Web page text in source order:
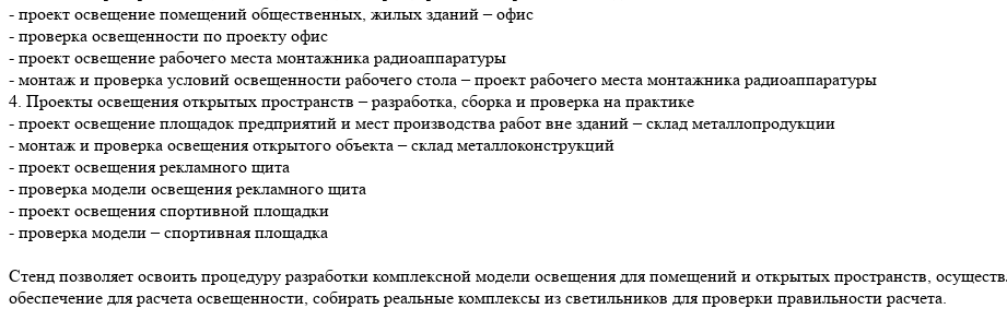
- проект освещение помещений общественных, жилых зданий – офис
- проверка освещенности по проекту офис
- проект освещение рабочего места монтажника радиоаппаратуры
- монтаж и проверка условий освещенности рабочего стола – проект рабочего места монтажника радиоаппаратуры
4. Проекты освещения открытых пространств – разработка, сборка и проверка на практике
- проект освещение площадок предприятий и мест производства работ вне зданий – склад металлопродукции
- монтаж и проверка освещения открытого объекта – склад металлоконструкций
- проект освещения рекламного щита
- проверка модели освещения рекламного щита
- проект освещения спортивной площадки
- проверка модели – спортивная площадка
Стенд позволяет освоить процедуру разработки комплексной модели освещения для помещений и открытых пространств,
обеспечение для расчета освещенности, собирать реальные комплексы из светильников для проверки правильности расчета.